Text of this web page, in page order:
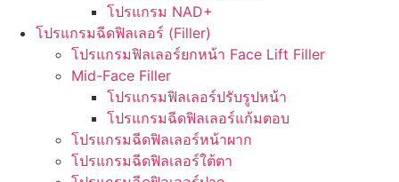
โปรแกรม NAD+
โปรแกรมฉีดฟิลเลอร์ (Filler)
โปรแกรมฟิลเลอร์ยกหน้า Face Lift Filler
Mid-Face Filler
โปรแกรมฟิลเลอร์ปรับรูปหน้า
โปรแกรมฉีดฟิลเลอร์แก้มตอบ
โปรแกรมฉีดฟิลเลอร์หน้าผาก
โปรแกรมฉีดฟิลเลอร์ใต้ตา